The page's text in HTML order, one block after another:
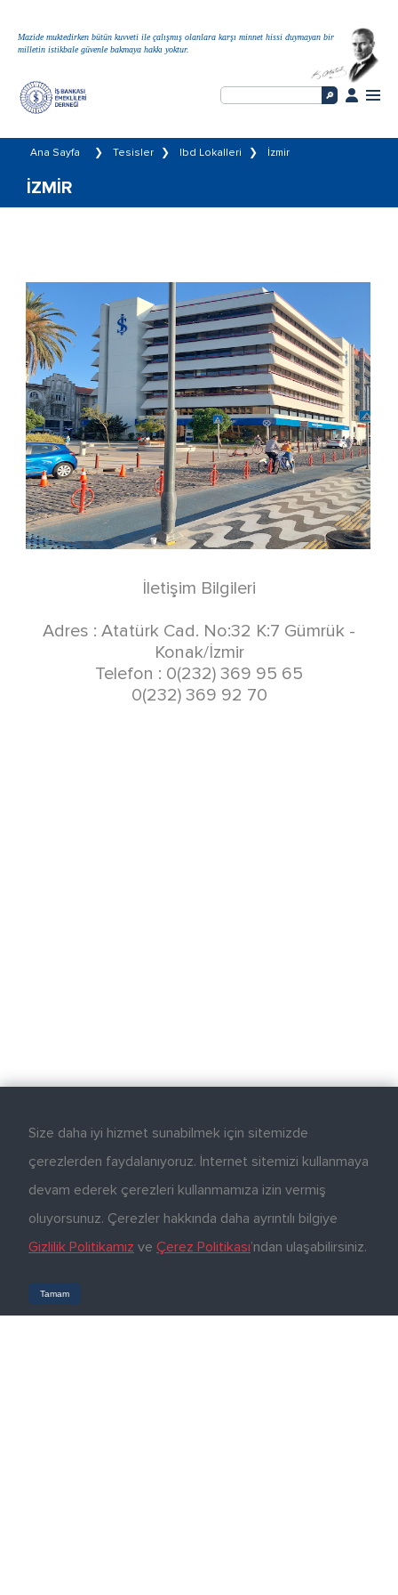
Mazide muktedirken bütün kuvveti ile çalışmış olanlara karşı minnet hissi duymayan bir
milletin istikbale güvenle bakmaya hakkı yoktur.
Ana Sayfa ❯ Tesisler ❯ Ibd Lokalleri ❯ İzmir
İZMIR
İletişim Bilgileri
Adres : Atatürk Cad. No:32 K:7 Gümrük -
Konak/İzmir
Telefon : 0(232) 369 95 65
0(232) 369 92 70
Size daha iyi hizmet sunabilmek için sitemizde
çerezlerden faydalanıyoruz. İnternet sitemizi kullanmaya
devam ederek çerezleri kullanmamıza izin vermiş
oluyorsunuz. Çerezler hakkında daha ayrıntılı bilgiye
Gizlilik Politikamız ve Çerez Politikası’ndan ulaşabilirsiniz.
Tamam